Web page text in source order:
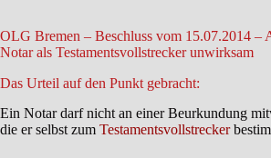
OLG Bremen – Beschluss vom 15.07.2014 –
Notar als Testamentsvollstrecker unwirksam
Das Urteil auf den Punkt gebracht:
Ein Notar darf nicht an einer Beurkundung
die er selbst zum Testamentsvollstrecker